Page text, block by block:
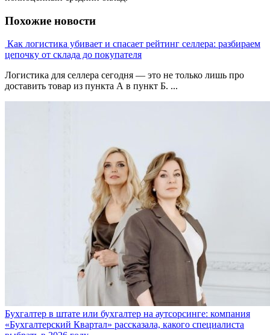
Похожие новости
Как логистика убивает и спасает рейтинг селлера: разбираем
цепочку от склада до покупателя
Логистика для селлера сегодня — это не только лишь про
доставить товар из пункта А в пункт Б. ...
Бухгалтер в штате или бухгалтер на аутсорсинге: компания
«Бухгалтерский Квартал» рассказала, какого специалиста